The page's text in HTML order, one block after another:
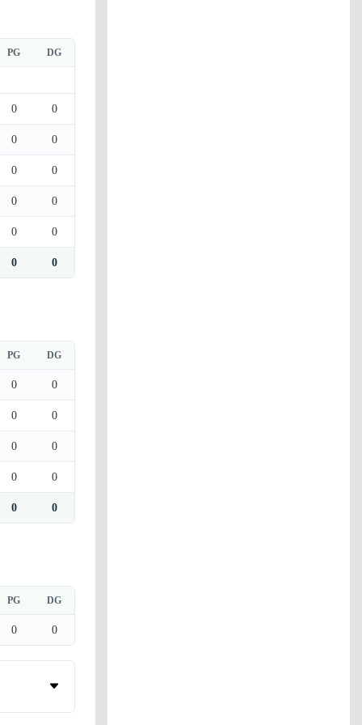
PG DG
0 0
0 0
0 0
0 0
0 0
0 0
PG DG
0 0
0 0
0 0
0 0
0 0
PG DG
0 0